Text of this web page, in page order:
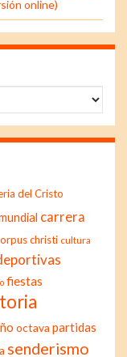
online)
del Cristo
carrera
christi cultura
fiestas
octava partidas
senderismo